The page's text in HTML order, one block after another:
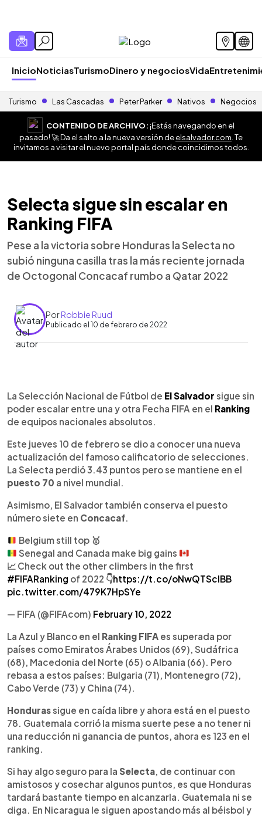
InicioNoticiasTurismoDinero y negociosVida
Turismo Las Cascadas Peter Parker Nativos Negocios
CONTENIDO DE ARCHIVO:¡Estás navegando en el
pasado! 🚀 Da el salto a la nueva versión deelsalvador.com . Te
invitamos a visitar el nuevo portal país donde coincidimos todos.
Selecta sigue sin escalar en
Ranking FIFA
Pese a la victoria sobre Honduras la Selecta no
subió ninguna casilla tras la más reciente jornada
de Octogonal Concacaf rumbo a Qatar 2022
PorRobbie Ruud
Publicado el 10 de febrero de 2022
Escuchar artículo
La Selección Nacional de Fútbol de El Salvador sigue sin
poder escalar entre una y otra Fecha FIFA en el Ranking
de equipos nacionales absolutos.
Este jueves 10 de febrero se dio a conocer una nueva
actualización del famoso calificatorio de selecciones.
La Selecta perdió 3.43 puntos pero se mantiene en el
puesto 70 a nivel mundial.
Asimismo, El Salvador también conserva el puesto
número siete en Concacaf.
Belgium still top 🥇
Senegal and Canada make big gains
📈 Check out the other climbers in the first
#FIFARanking of 2022 👇https://t.co/oNwQTScIBB
pic.twitter.com/479K7HpSYe
— FIFA (@FIFAcom) February 10, 2022
La Azul y Blanco en el Ranking FIFA es superada por
países como Emiratos Árabes Unidos (69), Sudáfrica
(68), Macedonia del Norte (65) o Albania (66). Pero
rebasa a estos países: Bulgaria (71), Montenegro (72),
Cabo Verde (73) y China (74).
Hondurassigue en caída libre y ahora está en el puesto
78. Guatemala corrió la misma suerte pese a no tener ni
una reducción ni ganancia de puntos, ahora es 123 en el
ranking.
Si hay algo seguro para la Selecta, de continuar con
amistosos y cosechar algunos puntos, es que Honduras
tardará bastante tiempo en alcanzarla. Guatemala ni se
diga. En Nicaragua le siguen apostando más al béisbol y